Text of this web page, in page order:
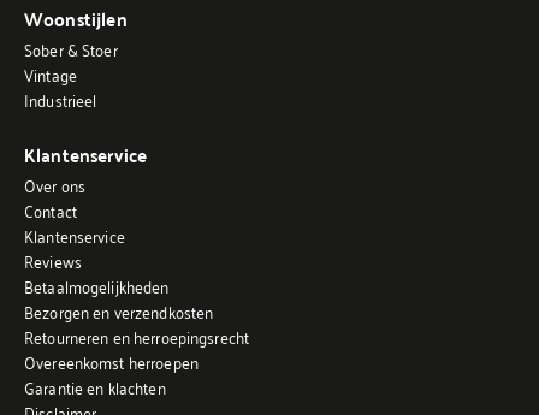
Woonstijlen
Sober & Stoer
Vintage
Industrieel
Klantenservice
Over ons
Contact
Klantenservice
Reviews
Betaalmogelijkheden
Bezorgen en verzendkosten
Retourneren en herroepingsrecht
Overeenkomst herroepen
Garantie en klachten